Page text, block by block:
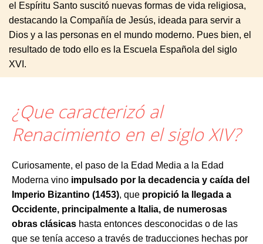
el Espíritu Santo suscitó nuevas formas de vida religiosa,
destacando la Compañía de Jesús, ideada para servir a
Dios y a las personas en el mundo moderno. Pues bien, el
resultado de todo ello es la Escuela Española del siglo
XVI.
¿Que caracterizó al
Renacimiento en el siglo XIV?
Curiosamente, el paso de la Edad Media a la Edad
Moderna vino impulsado por la decadencia y caída del
Imperio Bizantino (1453), que propició la llegada a
Occidente, principalmente a Italia, de numerosas
obras clásicas hasta entonces desconocidas o de las
que se tenía acceso a través de traducciones hechas por